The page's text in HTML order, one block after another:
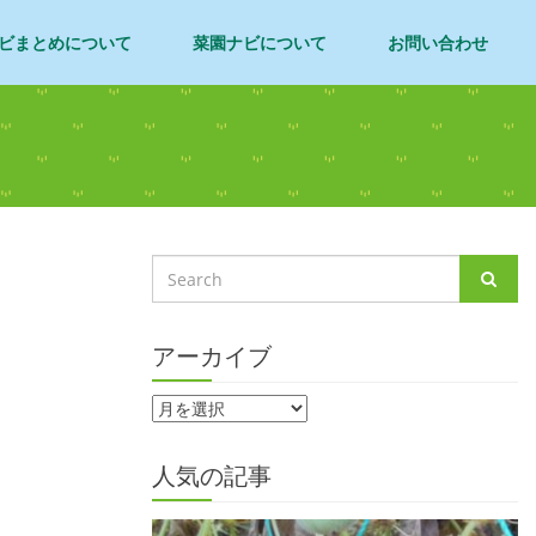
まとめについて 菜園ナビについて お問い合わせ
アーカイブ
人気の記事